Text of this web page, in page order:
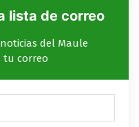
lista de correo
del Maule
tu correo